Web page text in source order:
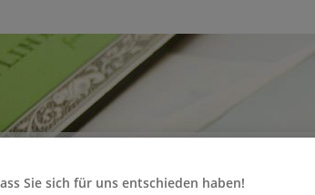
Sie sich für uns entschieden haben!